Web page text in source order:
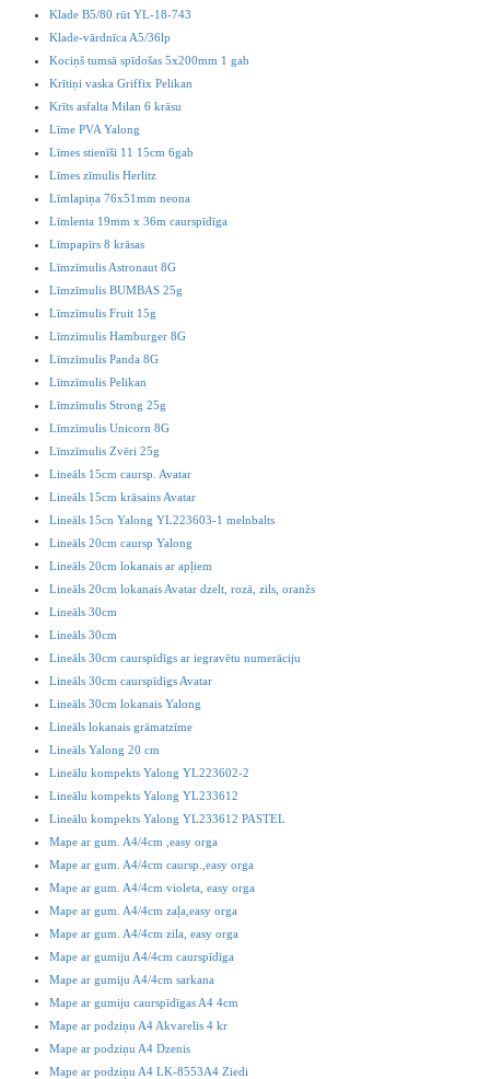
Klade B5/80 rūt YL-18-743
Klade-vārdnīca A5/36lp
Kociņš tumsā spīdošas 5x200mm 1 gab
Krītiņi vaska Griffix Pelikan
Krīts asfalta Milan 6 krāsu
Līme PVA Yalong
Līmes stienīši 11 15cm 6gab
Līmes zīmulis Herlitz
Līmlapiņa 76x51mm neona
Līmlenta 19mm x 36m caurspīdīga
Līmpapīrs 8 krāsas
Līmzīmulis Astronaut 8G
Līmzīmulis BUMBAS 25g
Līmzīmulis Fruit 15g
Līmzīmulis Hamburger 8G
Līmzīmulis Panda 8G
Līmzīmulis Pelikan
Līmzīmulis Strong 25g
Līmzīmulis Unicorn 8G
Līmzīmulis Zvēri 25g
Lineāls 15cm caursp. Avatar
Lineāls 15cm krāsains Avatar
Lineāls 15cn Yalong YL223603-1 melnbalts
Lineāls 20cm caursp Yalong
Lineāls 20cm lokanais ar apļiem
Lineāls 20cm lokanais Avatar dzelt, rozā, zils, oranžs
Lineāls 30cm
Lineāls 30cm
Lineāls 30cm caurspīdīgs ar iegravētu numerāciju
Lineāls 30cm caurspīdīgs Avatar
Lineāls 30cm lokanais Yalong
Lineāls lokanais grāmatzīme
Lineāls Yalong 20 cm
Lineālu kompekts Yalong YL223602-2
Lineālu kompekts Yalong YL233612
Lineālu kompekts Yalong YL233612 PASTEL
Mape ar gum. A4/4cm ,easy orga
Mape ar gum. A4/4cm caursp.,easy orga
Mape ar gum. A4/4cm violeta, easy orga
Mape ar gum. A4/4cm zaļa,easy orga
Mape ar gum. A4/4cm zila, easy orga
Mape ar gumiju A4/4cm caurspīdīga
Mape ar gumiju A4/4cm sarkana
Mape ar gumiju caurspīdīgas A4 4cm
Mape ar podziņu A4 Akvarelis 4 kr
Mape ar podziņu A4 Dzenis
Mape ar podziņu A4 LK-8553A4 Ziedi